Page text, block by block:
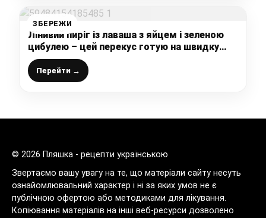
ЗБЕРЕЖИ
Лінивий пиріг із лаваша з яйцем і зеленою
цибулею – цей перекус готую на швидку
руку
Перейти →
© 2026 Пляшка - рецепти українською
Звертаємо вашу увагу на те, що матеріали сайту несуть
ознайомлювальний характер і ні за яких умов не є
публічною офертою або методиками для лікування.
Копіювання матеріалів на інші веб-ресурси дозволено